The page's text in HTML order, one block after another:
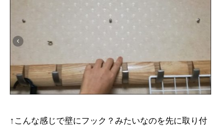
↑こんな感じで壁にフック？みたいなのを先に取り付